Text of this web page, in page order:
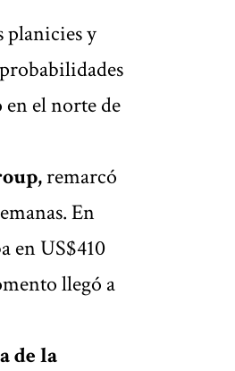
planicies y
el norte de
remarcó
En
en US$410
llegó a
de la